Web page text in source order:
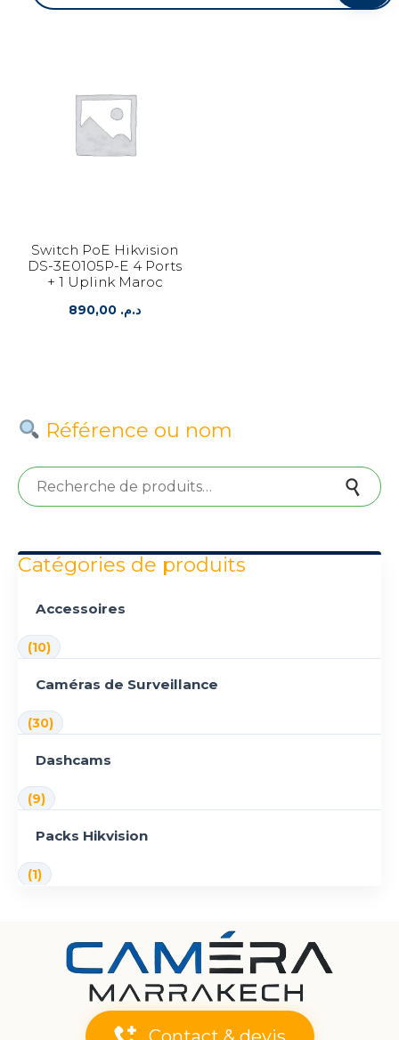
Switch PoE Hikvision
DS-3E0105P-E 4 Ports
+ 1 Uplink Maroc
د.م.
Référence ou nom
Recherche pour :
Catégories de produits
Accessoires
(10)
Caméras de Surveillance
(30)
Dashcams
(9)
Packs Hikvision
(1)